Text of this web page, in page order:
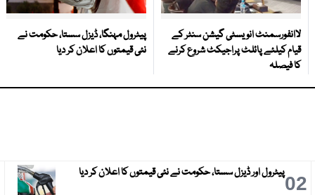
لاانفورسمنٹ انویسٹی گیشن سنٹر کے
قیام کیلئے پائلٹ پراجیکٹ شروع کرنے
کا فیصلہ
پیٹرول مہنگا، ڈیزل سستا، حکومت نے
نئی قیمتوں کا اعلان کر دیا
02پیٹرول اور ڈیزل سستا، حکومت نے نئی قیمتوں کا اعلان کر دیا